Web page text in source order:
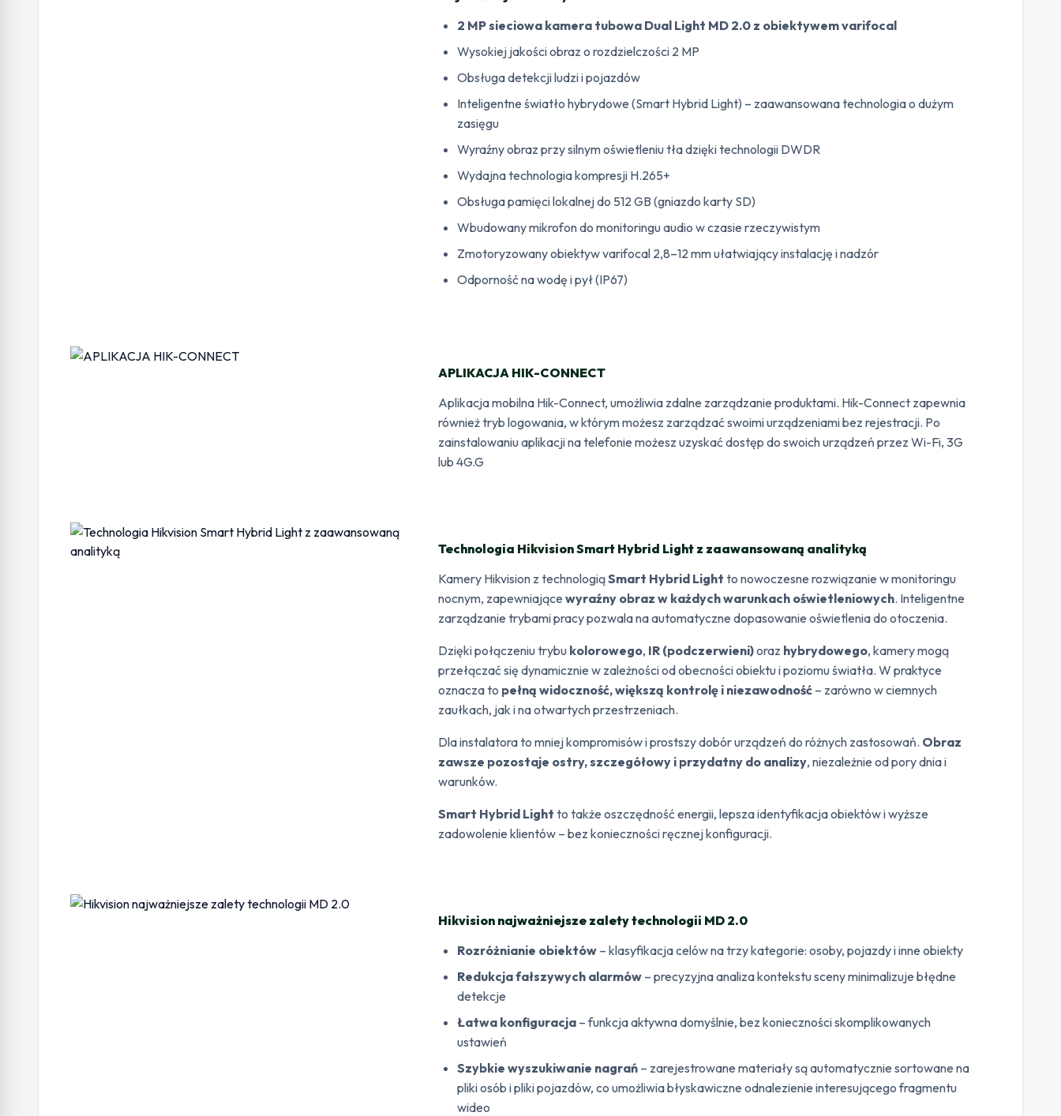
2 MP sieciowa kamera tubowa Dual Light MD 2.0 z obiektywem varifocal
Wysokiej jakości obraz o rozdzielczości 2 MP
Obsługa detekcji ludzi i pojazdów
Inteligentne światło hybrydowe (Smart Hybrid Light) – zaawansowana technologia o dużym
zasięgu
Wyraźny obraz przy silnym oświetleniu tła dzięki technologii DWDR
Wydajna technologia kompresji H.265+
Obsługa pamięci lokalnej do 512 GB (gniazdo karty SD)
Wbudowany mikrofon do monitoringu audio w czasie rzeczywistym
Zmotoryzowany obiektyw varifocal 2,8–12 mm ułatwiający instalację i nadzór
Odporność na wodę i pył (IP67)
APLIKACJA HIK-CONNECT
Aplikacja mobilna Hik-Connect, umożliwia zdalne zarządzanie produktami. Hik-Connect zapewnia
również tryb logowania, w którym możesz zarządzać swoimi urządzeniami bez rejestracji. Po
zainstalowaniu aplikacji na telefonie możesz uzyskać dostęp do swoich urządzeń przez Wi-Fi, 3G
lub 4G.G
Technologia Hikvision Smart Hybrid Light z zaawansowaną analityką
Kamery Hikvision z technologiąSmart Hybrid Light to nowoczesne rozwiązanie w monitoringu
nocnym, zapewniającewyraźny obraz w każdych warunkach oświetleniowych. Inteligentne
zarządzanie trybami pracy pozwala na automatyczne dopasowanie oświetlenia do otoczenia.
Dzięki połączeniu trybu kolorowego, IR (podczerwieni)oraz hybrydowego, kamery mogą
przełączać się dynamicznie w zależności od obecności obiektu i poziomu światła. W praktyce
oznacza to pełną widoczność, większą kontrolę i niezawodność – zarówno w ciemnych
zaułkach, jak i na otwartych przestrzeniach.
Dla instalatora to mniej kompromisów i prostszy dobór urządzeń do różnych zastosowań. Obraz
zawsze pozostaje ostry, szczegółowy i przydatny do analizy, niezależnie od pory dnia i
warunków.
Smart Hybrid Light to także oszczędność energii, lepsza identyfikacja obiektów i wyższe
zadowolenie klientów – bez konieczności ręcznej konfiguracji.
Hikvision najważniejsze zalety technologii MD 2.0
Rozróżnianie obiektów – klasyfikacja celów na trzy kategorie: osoby, pojazdy i inne obiekty
Redukcja fałszywych alarmów – precyzyjna analiza kontekstu sceny minimalizuje błędne
detekcje
Łatwa konfiguracja – funkcja aktywna domyślnie, bez konieczności skomplikowanych
ustawień
Szybkie wyszukiwanie nagrań – zarejestrowane materiały są automatycznie sortowane na
pliki osób i pliki pojazdów, co umożliwia błyskawiczne odnalezienie interesującego fragmentu
wideo